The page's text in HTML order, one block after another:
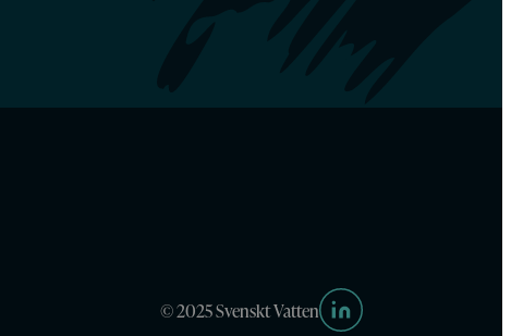
© 2025 Svenskt Vatten